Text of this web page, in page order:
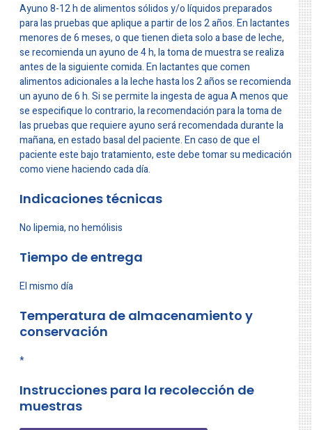
Ayuno 8-12 h de alimentos sólidos y/o líquidos preparados
para las pruebas que aplique a partir de los 2 años. En lactantes
menores de 6 meses, o que tienen dieta solo a base de leche,
se recomienda un ayuno de 4 h, la toma de muestra se realiza
antes de la siguiente comida. En lactantes que comen
alimentos adicionales a la leche hasta los 2 años se recomienda
un ayuno de 6 h. Si se permite la ingesta de agua A menos que
se especifique lo contrario, la recomendación para la toma de
las pruebas que requiere ayuno será recomendada durante la
mañana, en estado basal del paciente. En caso de que el
paciente este bajo tratamiento, este debe tomar su medicación
como viene haciendo cada día.
Indicaciones técnicas
No lipemia, no hemólisis
Tiempo de entrega
El mismo día
Temperatura de almacenamiento y
conservación
*
Instrucciones para la recolección de
muestras